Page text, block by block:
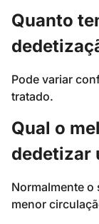
Quanto
Pode variar
tratado.
Qual o
dedetizar
Normalmente o
menor